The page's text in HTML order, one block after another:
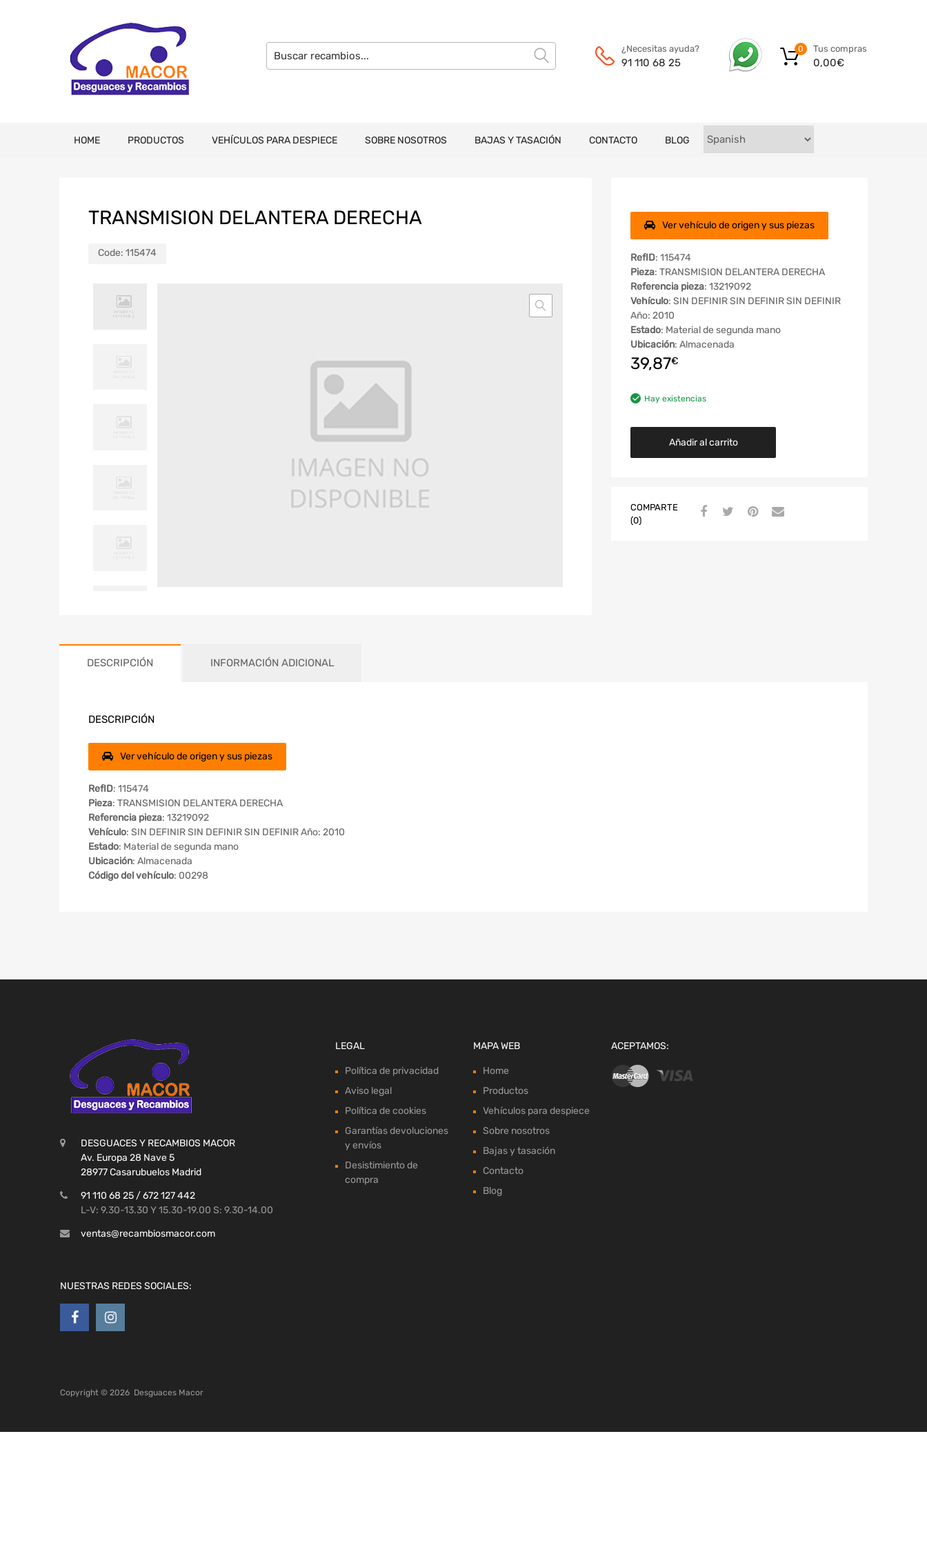
¿Necesitas ayuda?
91 110 68 25
Tus compras
0,00€
0
HOME PRODUCTOS VEHÍCULOS PARA DESPIECE SOBRE NOSOTROS BAJAS Y TASACIÓN CONTACTO BLOG
TRANSMISION DELANTERA DERECHA
Code: 115474
Ver vehículo de origen y sus piezas
RefID: 115474
Pieza: TRANSMISION DELANTERA DERECHA
Referencia pieza: 13219092
Vehículo: SIN DEFINIR SIN DEFINIR SIN DEFINIR
Año: 2010
Estado: Material de segunda mano
Ubicación: Almacenada
39,87€
Hay existencias
Añadir al carrito
COMPARTE
(0)
DESCRIPCIÓN INFORMACIÓN ADICIONAL
DESCRIPCIÓN
Ver vehículo de origen y sus piezas
RefID: 115474
Pieza: TRANSMISION DELANTERA DERECHA
Referencia pieza: 13219092
Vehículo: SIN DEFINIR SIN DEFINIR SIN DEFINIR Año: 2010
Estado: Material de segunda mano
Ubicación: Almacenada
Código del vehículo: 00298
DESGUACES Y RECAMBIOS MACOR
Av. Europa 28 Nave 5
28977 Casarubuelos Madrid
91 110 68 25 / 672 127 442
L-V: 9.30-13.30 Y 15.30-19.00 S: 9.30-14.00
ventas@recambiosmacor.com
NUESTRAS REDES SOCIALES:
LEGAL
Política de privacidad
Aviso legal
Política de cookies
Garantías devoluciones
y envíos
Desistimiento de
compra
MAPA WEB
Home
Productos
Vehículos para despiece
Sobre nosotros
Bajas y tasación
Contacto
Blog
ACEPTAMOS:
Copyright © 2026 Desguaces Macor